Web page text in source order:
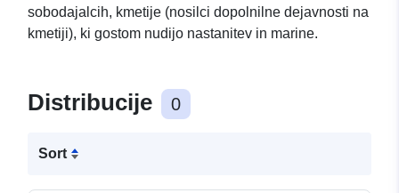
sobodajalcih, kmetije (nosilci dopolnilne dejavnosti na
kmetiji), ki gostom nudijo nastanitev in marine.
Distribucije 0
Sort